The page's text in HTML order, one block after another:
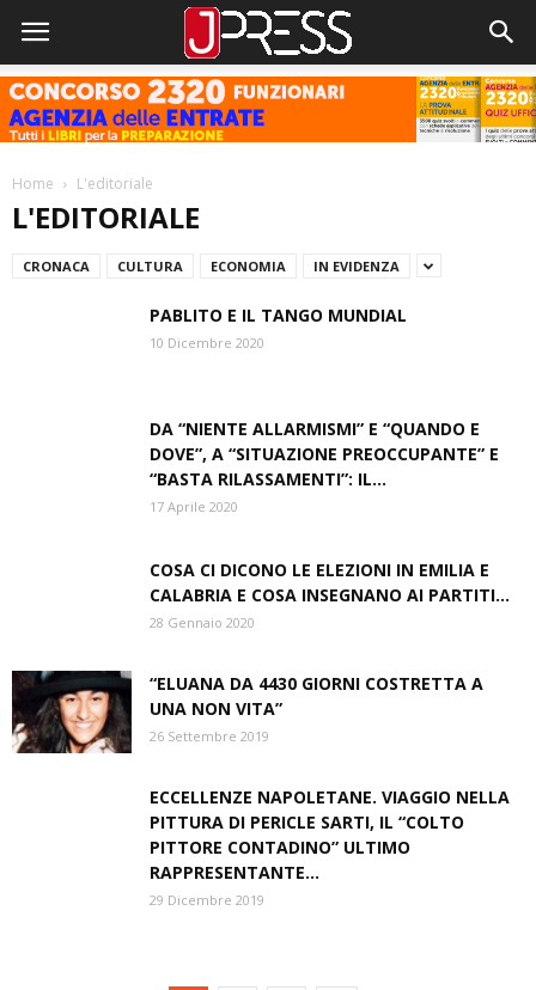
Home L'editoriale
L'EDITORIALE
CRONACA CULTURA ECONOMIA IN EVIDENZA
PABLITO E IL TANGO MUNDIAL
10 Dicembre 2020
DA “NIENTE ALLARMISMI” E “QUANDO E
DOVE”, A “SITUAZIONE PREOCCUPANTE” E
“BASTA RILASSAMENTI”: IL...
17 Aprile 2020
COSA CI DICONO LE ELEZIONI IN EMILIA E
CALABRIA E COSA INSEGNANO AI PARTITI...
28 Gennaio 2020
“ELUANA DA 4430 GIORNI COSTRETTA A
UNA NON VITA”
26 Settembre 2019
ECCELLENZE NAPOLETANE. VIAGGIO NELLA
PITTURA DI PERICLE SARTI, IL “COLTO
PITTORE CONTADINO” ULTIMO
RAPPRESENTANTE...
29 Dicembre 2019